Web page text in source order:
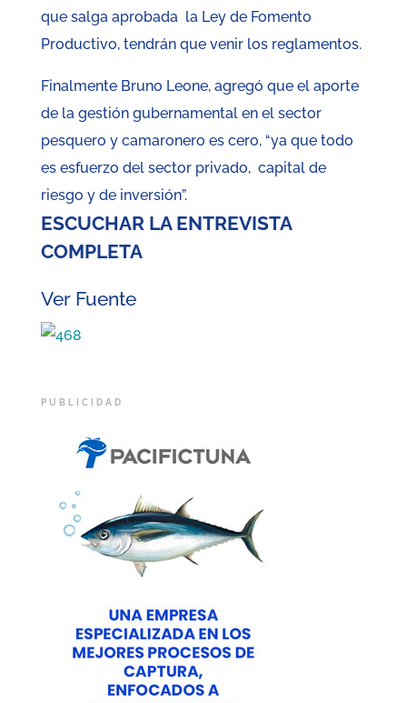
que salga aprobada la Ley de Fomento
Productivo, tendrán que venir los reglamentos.
Finalmente Bruno Leone, agregó que el aporte
de la gestión gubernamental en el sector
pesquero y camaronero es cero, “ya que todo
es esfuerzo del sector privado, capital de
riesgo y de inversión”.
ESCUCHAR LA ENTREVISTA
COMPLETA
Ver Fuente